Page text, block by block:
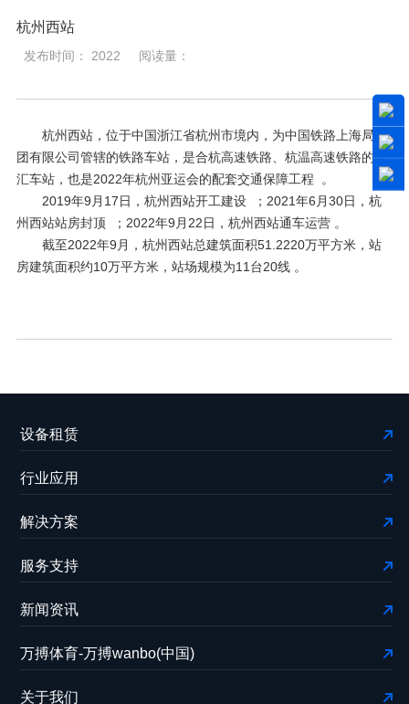
杭州西站
发布时间： 2022 阅读量：
杭州西站，位于中国浙江省杭州市境内，为中国铁路上海局集
团有限公司管辖的铁路车站，是合杭高速铁路、杭温高速铁路的交
汇车站，也是2022年杭州亚运会的配套交通保障工程 。
2019年9月17日，杭州西站开工建设 ；2021年6月30日，杭
州西站站房封顶 ；2022年9月22日，杭州西站通车运营 。
截至2022年9月，杭州西站总建筑面积51.2220万平方米，站
房建筑面积约10万平方米，站场规模为11台20线 。
设备租赁
行业应用
解决方案
服务支持
新闻资讯
万搏体育-万搏wanbo(中国)
关于我们